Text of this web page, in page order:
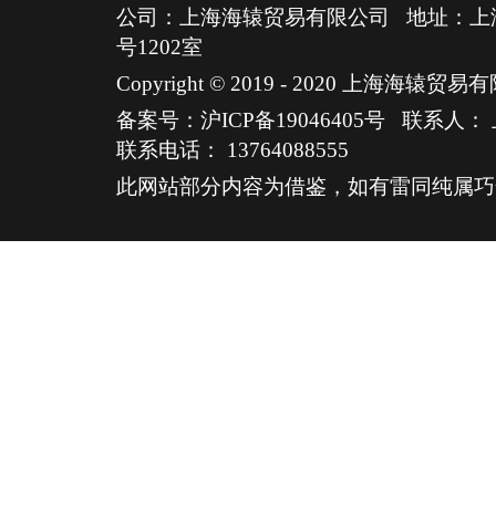
公司：上海海辕贸易有限公司 地址：上
号1202室
Copyright © 2019 - 2020 上海海辕贸易
备案号：沪ICP备19046405号 联系人：
联系电话： 13764088555
此网站部分内容为借鉴，如有雷同纯属